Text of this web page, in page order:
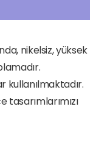
nikelsiz, yüksek
kullanılmaktadır.